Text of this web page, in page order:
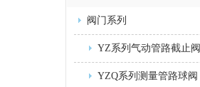
阀门系列
YZ系列气动管路截止阀
YZQ系列测量管路球阀